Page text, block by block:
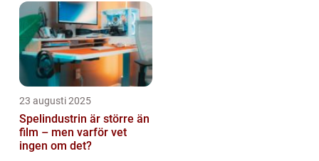
23 augusti 2025
Spelindustrin är större än
film – men varför vet
ingen om det?